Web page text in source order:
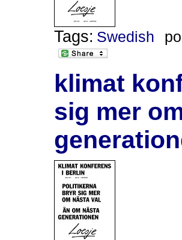
Tags: Swedish
klimat
sig mer